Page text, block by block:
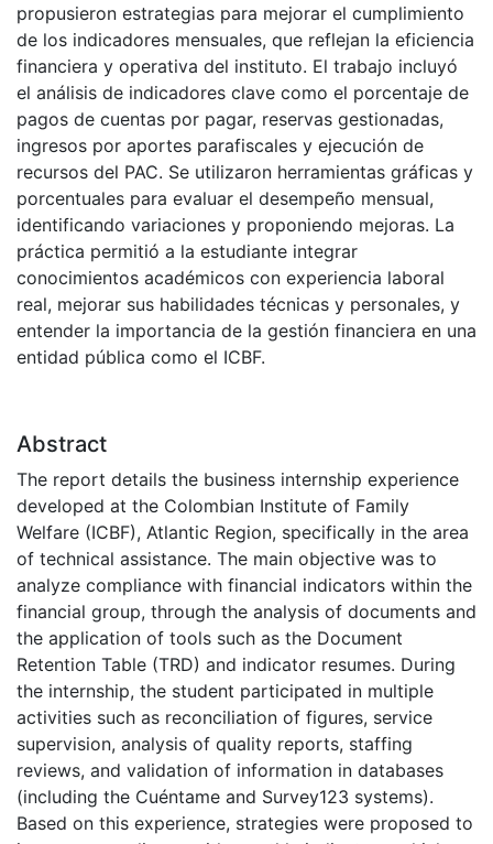
propusieron estrategias para mejorar el cumplimiento
de los indicadores mensuales, que reflejan la eficiencia
financiera y operativa del instituto. El trabajo incluyó
el análisis de indicadores clave como el porcentaje de
pagos de cuentas por pagar, reservas gestionadas,
ingresos por aportes parafiscales y ejecución de
recursos del PAC. Se utilizaron herramientas gráficas y
porcentuales para evaluar el desempeño mensual,
identificando variaciones y proponiendo mejoras. La
práctica permitió a la estudiante integrar
conocimientos académicos con experiencia laboral
real, mejorar sus habilidades técnicas y personales, y
entender la importancia de la gestión financiera en una
entidad pública como el ICBF.
Abstract
The report details the business internship experience
developed at the Colombian Institute of Family
Welfare (ICBF), Atlantic Region, specifically in the area
of ​​technical assistance. The main objective was to
analyze compliance with financial indicators within the
financial group, through the analysis of documents and
the application of tools such as the Document
Retention Table (TRD) and indicator resumes. During
the internship, the student participated in multiple
activities such as reconciliation of figures, service
supervision, analysis of quality reports, staffing
reviews, and validation of information in databases
(including the Cuéntame and Survey123 systems).
Based on this experience, strategies were proposed to